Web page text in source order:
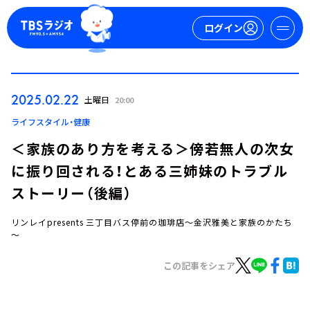
ログイン
ログイン
2025.02.22 土曜日 20:00
ライフスタイル・健康
＜家族のあり方を考える＞傍若無人の次女
に振り回される！とある三姉妹のトラブル
ストーリー（後編）
リンレイpresents 三丁目バス停前の珈琲店～金沢雅美と家族のかたち
～
この記事をシェア